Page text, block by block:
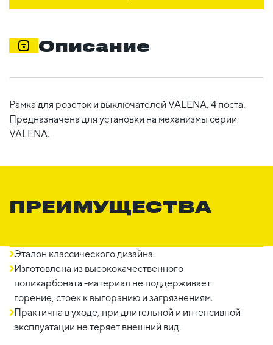
Описание
Рамка для розеток и выключателей VALENA, 4 поста.
Предназначена для установки на механизмы серии
VALENA.
ПРЕИМУЩЕСТВА
Эталон классического дизайна.
Изготовлена из высококачественного
поликарбоната -материал не поддерживает
горение, стоек к выгоранию и загрязнениям.
Практична в уходе, при длительной и интенсивной
эксплуатации не теряет внешний вид.